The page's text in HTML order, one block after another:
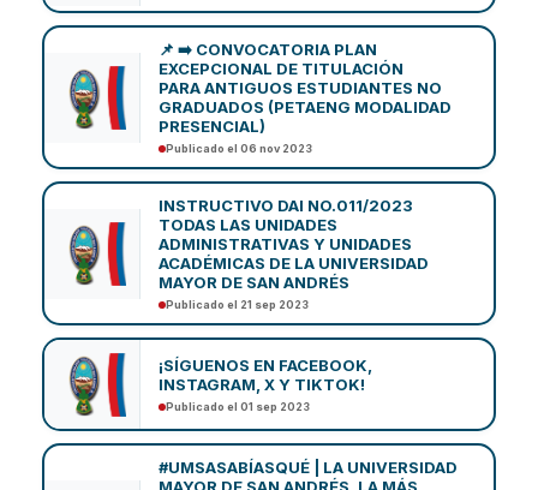
📌 ➡️ CONVOCATORIA PLAN
EXCEPCIONAL DE TITULACIÓN
PARA ANTIGUOS ESTUDIANTES NO
GRADUADOS (PETAENG MODALIDAD
PRESENCIAL)
Publicado el 06 nov 2023
INSTRUCTIVO DAI NO.011/2023
TODAS LAS UNIDADES
ADMINISTRATIVAS Y UNIDADES
ACADÉMICAS DE LA UNIVERSIDAD
MAYOR DE SAN ANDRÉS
Publicado el 21 sep 2023
¡SÍGUENOS EN FACEBOOK,
INSTAGRAM, X Y TIKTOK!
Publicado el 01 sep 2023
#UMSASABÍASQUÉ | LA UNIVERSIDAD
MAYOR DE SAN ANDRÉS, LA MÁS